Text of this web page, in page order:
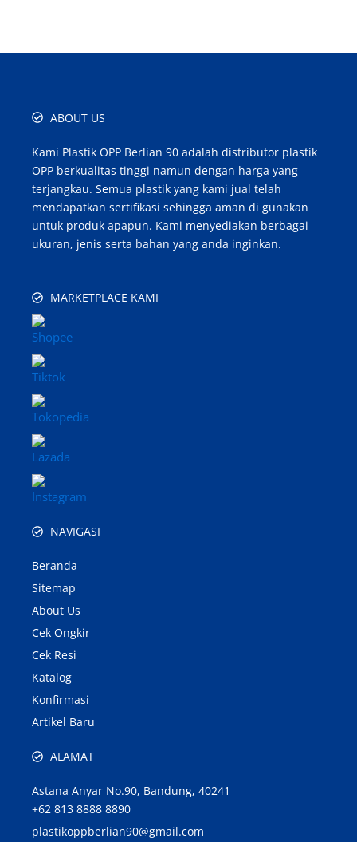
ABOUT US
Kami Plastik OPP Berlian 90 adalah distributor plastik
OPP berkualitas tinggi namun dengan harga yang
terjangkau. Semua plastik yang kami jual telah
mendapatkan sertifikasi sehingga aman di gunakan
untuk produk apapun. Kami menyediakan berbagai
ukuran, jenis serta bahan yang anda inginkan.
MARKETPLACE KAMI
NAVIGASI
Beranda
Sitemap
About Us
Cek Ongkir
Cek Resi
Katalog
Konfirmasi
Artikel Baru
ALAMAT
Astana Anyar No.90, Bandung, 40241
+62 813 8888 8890
plastikoppberlian90@gmail.com